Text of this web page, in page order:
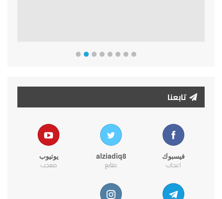
تابعنا
فيسبوك
اعجاب
alziadiq8
متابع
يوتيوب
معجب